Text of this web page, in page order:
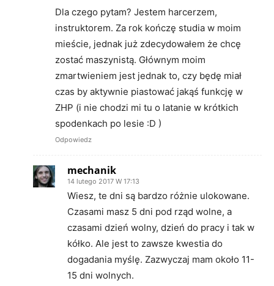
Dla czego pytam? Jestem harcerzem,
instruktorem. Za rok kończę studia w moim
mieście, jednak już zdecydowałem że chcę
zostać maszynistą. Głównym moim
zmartwieniem jest jednak to, czy będę miał
czas by aktywnie piastować jakąś funkcję w
ZHP (i nie chodzi mi tu o latanie w krótkich
spodenkach po lesie :D )
Odpowiedz
mechanik
14 lutego 2017 W 17:13
Wiesz, te dni są bardzo różnie ulokowane.
Czasami masz 5 dni pod rząd wolne, a
czasami dzień wolny, dzień do pracy i tak w
kółko. Ale jest to zawsze kwestia do
dogadania myślę. Zazwyczaj mam około 11-
15 dni wolnych.